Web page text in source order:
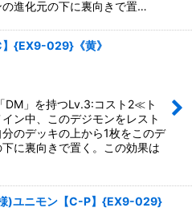
進化元の下に裏向きで置…
{EX9-029}《黄》
DM」を持つLv.3:コスト2≪ト
ン中、このデジモンをレスト
のデッキの上から1枚をこのデ
に裏向きで置く。この効果は
)ユニモン【C-P】{EX9-029}